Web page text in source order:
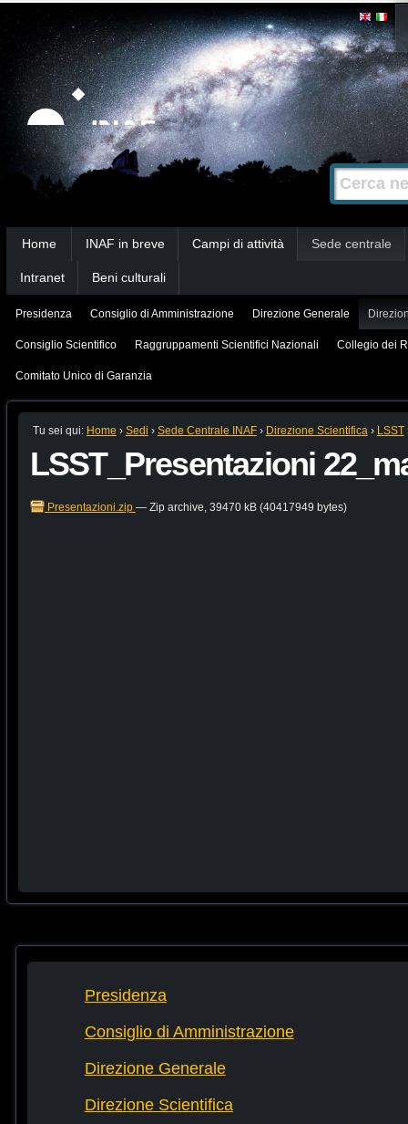
Strumenti
personali
Salta
contenuti.
|
Salta
alla
navigazione
Cerca nel
Ricerca
avanzata…
Home INAF in breve Campi di attività Sede centrale
Intranet Beni culturali
Presidenza Consiglio di Amministrazione Direzione Generale
Consiglio Scientifico Raggruppamenti Scientifici Nazionali Collegio dei
Comitato Unico di Garanzia
Tu sei qui: Home › Sedi › Sede Centrale INAF › Direzione Scientifica › LSST
LSST_Presentazioni
Presentazioni.zip — Zip archive, 39470 kB (40417949 bytes)
Presidenza
Consiglio di Amministrazione
Direzione Generale
Direzione Scientifica